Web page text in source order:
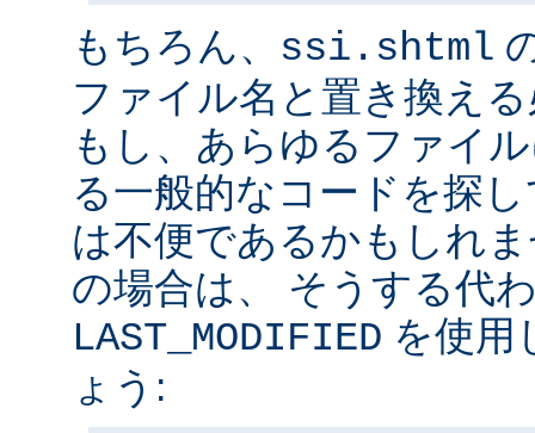
もちろん、 ssi.shtml
ファイル名と置き換え
もし、あらゆるファイ
る一般的なコードを探
は不便であるかもしれ
の場合は、 そうする代
LAST_MODIFIED を使用
ょう: